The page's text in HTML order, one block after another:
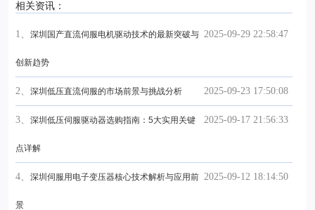
相关资讯：
2025-09-29 22:58:47
1、 深圳国产直流伺服电机驱动技术的最新突破与
创新趋势
2025-09-23 17:50:08
2、 深圳低压直流伺服的市场前景与挑战分析
2025-09-17 21:56:33
3、 深圳低压伺服驱动器选购指南：5大实用关键
点详解
2025-09-12 18:14:50
4、 深圳伺服用电子变压器核心技术解析与应用前
景